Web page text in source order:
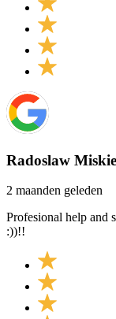
Radoslaw
2 maanden geleden
Profesional help and
:))!!